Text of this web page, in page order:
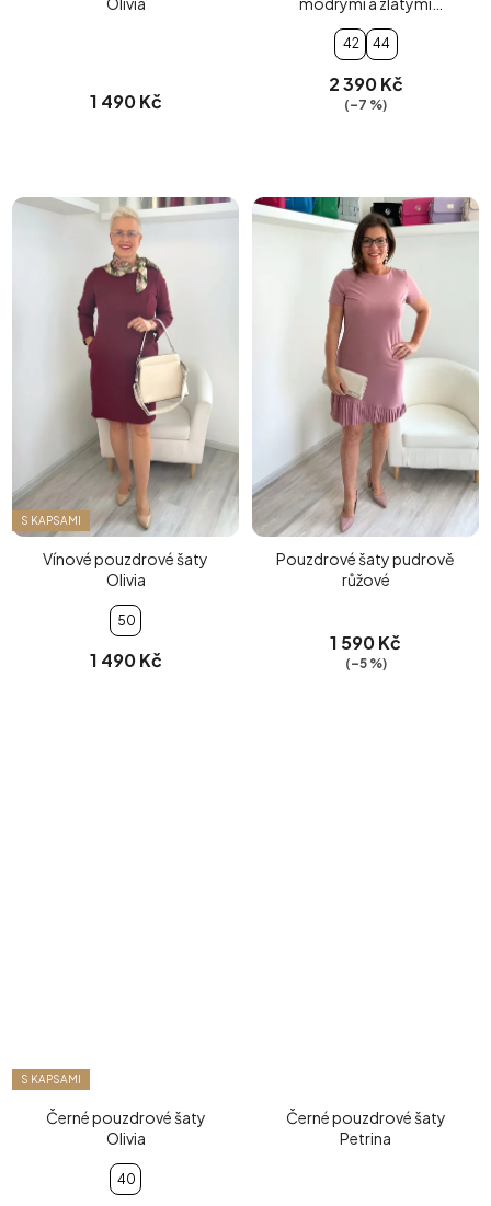
1 490 Kč
proužky
42 44
2 390 Kč
(–7 %)
S KAPSAMI
Vínové pouzdrové šaty
Olivia
50
1 490 Kč
Pouzdrové šaty pudrově
růžové
1 590 Kč
(–5 %)
S KAPSAMI
Černé pouzdrové šaty
Olivia
40
Černé pouzdrové šaty
Petrina